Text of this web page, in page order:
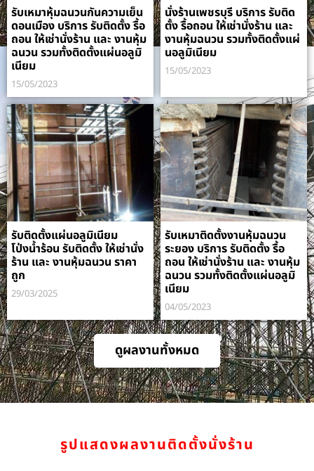
รับเหมาหุ้มฉนวนกันความเย็น
ดอนเมือง บริการ รับติดตั้ง รื้อ
ถอน ให้เช่านั่งร้าน และ งานหุ้ม
ฉนวน รวมทั้งติดตั้งแผ่นอลูมิ
เนียม
15/05/2023
นั่งร้านเพชรบุรี บริการ รับติด
ตั้ง รื้อถอน ให้เช่านั่งร้าน และ
งานหุ้มฉนวน รวมทั้งติดตั้งแผ่
นอลูมิเนียม
15/05/2023
รับติดตั้งแผ่นอลูมิเนียม
โป่งน้ำร้อน รับติดตั้ง ให้เช่านั่ง
ร้าน และ งานหุ้มฉนวน ราคา
ถูก
29/03/2025
รับเหมาติดตั้งงานหุ้มฉนวน
ระยอง บริการ รับติดตั้ง รื้อ
ถอน ให้เช่านั่งร้าน และ งานหุ้ม
ฉนวน รวมทั้งติดตั้งแผ่นอลูมิ
เนียม
04/05/2023
ดูผลงานทั้งหมด
รูปแสดงผลงานติดตั้งนั่งร้าน